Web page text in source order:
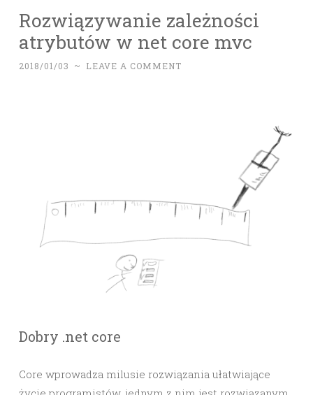
Rozwiązywanie zależności
atrybutów w net core mvc
2018/01/03 ~ LEAVE A COMMENT
Dobry .net core
Core wprowadza milusie rozwiązania ułatwiające